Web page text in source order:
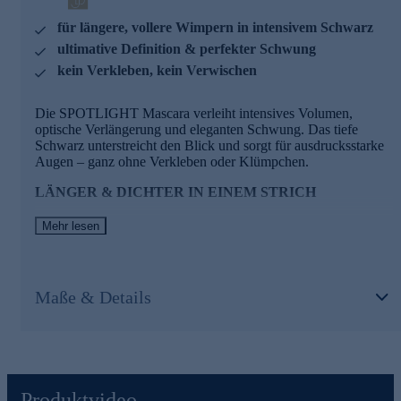
Dank der wasserfesten Polymer-Technologie bleibt Ihr Look
makellos – ohne Verschmieren, Bröseln oder Nachbessern.
Für einen Augenaufschlag der Extraklasse - jetzt
für längere, vollere Wimpern in intensivem Schwarz
ultimative Definition & perfekter Schwung
kein Verkleben, kein Verwischen
Die SPOTLIGHT Mascara verleiht intensives Volumen,
optische Verlängerung und eleganten Schwung. Das tiefe
Schwarz unterstreicht den Blick und sorgt für ausdrucksstarke
Augen – ganz ohne Verkleben oder Klümpchen.
LÄNGER & DICHTER IN EINEM STRICH
Reis- und Carnaubawachs umhüllen jede Wimper präzise und
sorgen für Dichte und Definition – mit nur einem Strich.
LANGANHALTEND & WISCHFEST – DEN GANZEN
TAG
Mehr lesen
Maße & Details